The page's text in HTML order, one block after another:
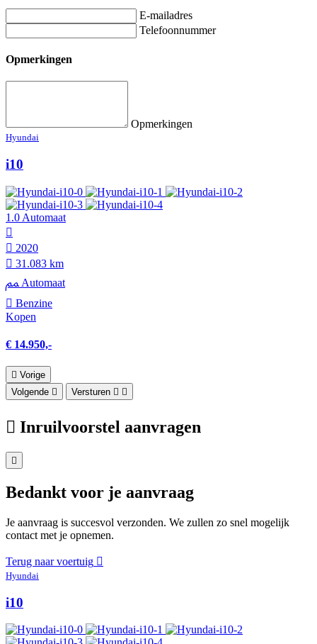
E-mailadres
Telefoonnummer
Opmerkingen
Opmerkingen
Hyundai
i10
1.0 Automaat
2020
31.083 km
Automaat
Benzine
Kopen
€ 14.950,-
Vorige
Volgende
Versturen
Inruilvoorstel aanvragen
Bedankt voor je aanvraag
Je aanvraag is succesvol verzonden. We zullen zo snel mogelijk
contact met je opnemen.
Terug naar voertuig
Hyundai
i10